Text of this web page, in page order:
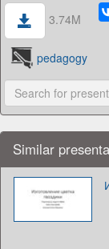
3.74M
pedagogy
Similar